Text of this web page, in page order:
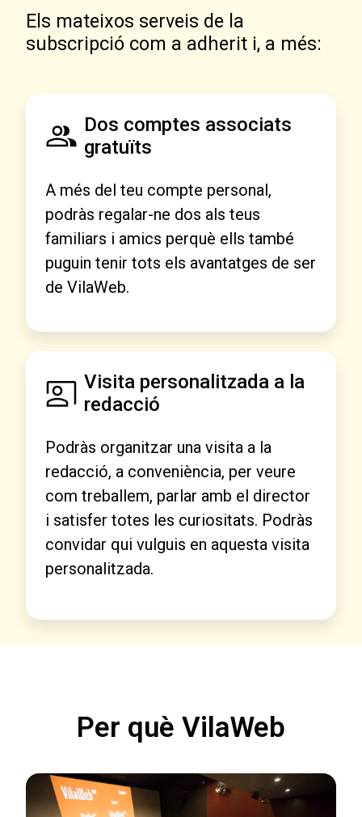
Els mateixos serveis de la
subscripció com a adherit i, a més:
Dos comptes associats
gratuïts
A més del teu compte personal,
podràs regalar-ne dos als teus
familiars i amics perquè ells també
puguin tenir tots els avantatges de ser
de VilaWeb.
Visita personalitzada a la
redacció
Podràs organitzar una visita a la
redacció, a conveniència, per veure
com treballem, parlar amb el director
i satisfer totes les curiositats. Podràs
convidar qui vulguis en aquesta visita
personalitzada.
Per què VilaWeb